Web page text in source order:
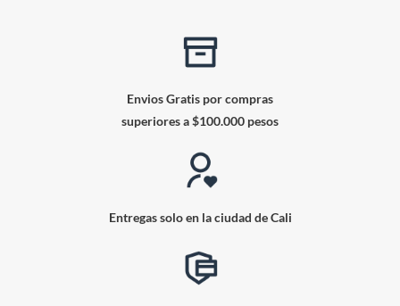
Envios Gratis por compras
superiores a $100.000 pesos
Entregas solo en la ciudad de Cali